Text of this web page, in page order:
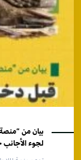
بيان من
لجوء الأجانب